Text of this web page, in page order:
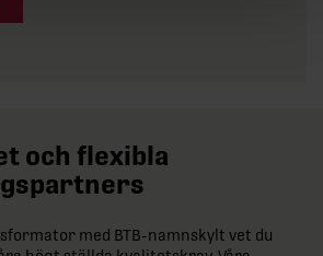
och flexibla
med BTB-namnskylt vet du